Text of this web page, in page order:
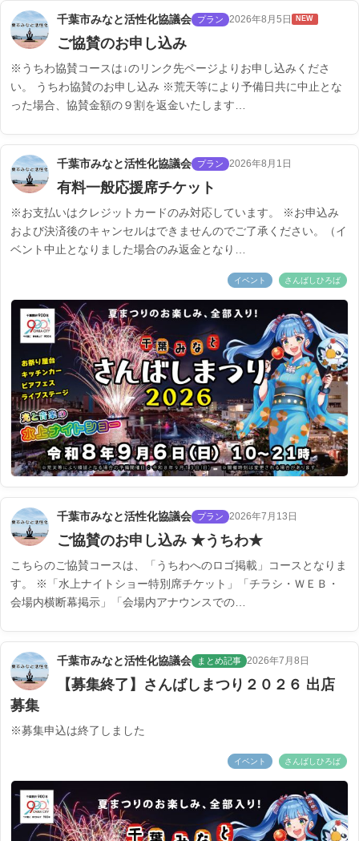
千葉市みなと活性化協議会 プラン 2026年8月5日 NEW
ご協賛のお申し込み
※うちわ協賛コースは↓のリンク先ページよりお申し込みくださ
い。 うちわ協賛のお申し込み ※荒天等により予備日共に中止とな
った場合、協賛金額の９割を返金いたします…
千葉市みなと活性化協議会 プラン 2026年8月1日
有料一般応援席チケット
※お支払いはクレジットカードのみ対応しています。 ※お申込み
および決済後のキャンセルはできませんのでご了承ください。（イ
ベント中止となりました場合のみ返金となり…
イベント さんばしひろば
千葉市みなと活性化協議会 プラン 2026年7月13日
ご協賛のお申し込み ★うちわ★
こちらのご協賛コースは、「うちわへのロゴ掲載」コースとなりま
す。 ※「水上ナイトショー特別席チケット」「チラシ・ＷＥＢ・
会場内横断幕掲示」「会場内アナウンスでの…
千葉市みなと活性化協議会 まとめ記事 2026年7月8日
【募集終了】さんばしまつり２０２６ 出店
募集
※募集申込は終了しました
イベント さんばしひろば